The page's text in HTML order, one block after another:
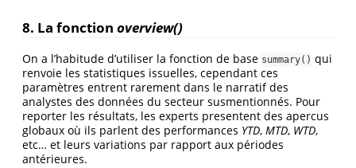
8. La fonction overview()
On a l’habitude d’utiliser la fonction de base summary() qui
renvoie les statistiques issuelles, cependant ces
paramètres entrent rarement dans le narratif des
analystes des données du secteur susmentionnés. Pour
reporter les résultats, les experts presentent des apercus
globaux où ils parlent des performances YTD, MTD, WTD,
etc… et leurs variations par rapport aux périodes
antérieures.